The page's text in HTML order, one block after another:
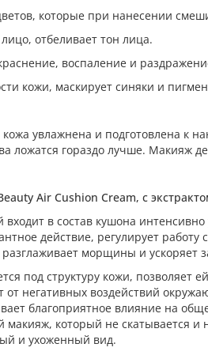
которые при нанесении
отбеливает тон лица.
воспаление и
кожи, маскирует синяки и
увлажнена и подготовлена к
ложатся гораздо лучше. Макияж
Air Cushion Cream, с
входит в состав кушона
действие, регулирует
разглаживает морщины и ускоряет
под структуру кожи, позволяет
от негативных воздействий
благоприятное влияние на
макияж, который не скатывается и
и ухоженный вид.